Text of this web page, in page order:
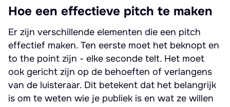
Hoe een effectieve pitch te maken
Er zijn verschillende elementen die een pitch
effectief maken. Ten eerste moet het beknopt en
to the point zijn - elke seconde telt. Het moet
ook gericht zijn op de behoeften of verlangens
van de luisteraar. Dit betekent dat het belangrijk
is om te weten wie je publiek is en wat ze willen